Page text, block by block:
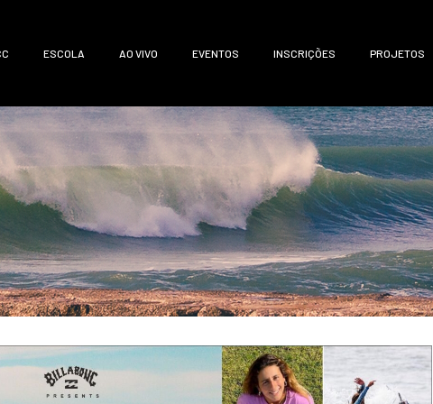
ESCOLA AO VIVO EVENTOS INSCRIÇÕES PROJETOS